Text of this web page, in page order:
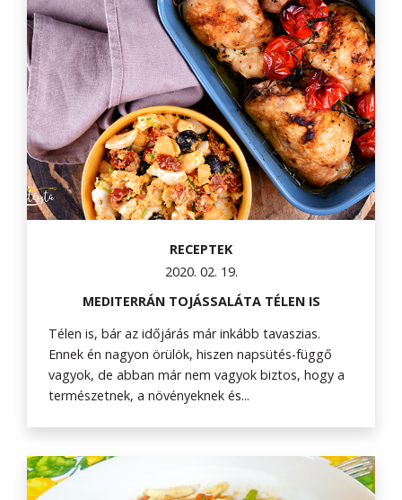
RECEPTEK
2020. 02. 19.
MEDITERRÁN TOJÁSSALÁTA TÉLEN IS
Télen is, bár az időjárás már inkább tavaszias.
Ennek én nagyon örülök, hiszen napsütés-függő
vagyok, de abban már nem vagyok biztos, hogy a
természetnek, a növényeknek és...